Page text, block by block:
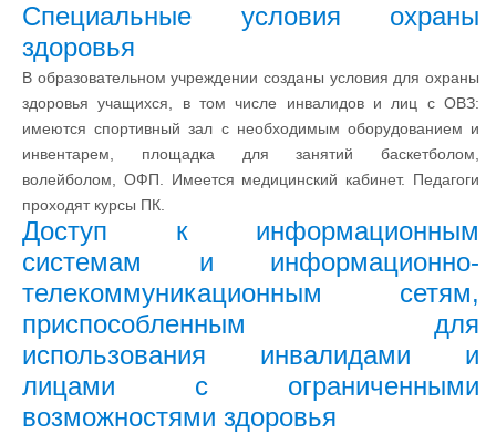
Специальные условия охраны
здоровья
В образовательном учреждении созданы условия для охраны
здоровья учащихся, в том числе инвалидов и лиц с ОВЗ:
имеются спортивный зал с необходимым оборудованием и
инвентарем, площадка для занятий баскетболом,
волейболом, ОФП. Имеется медицинский кабинет. Педагоги
проходят курсы ПК.
Доступ к информационным
системам и информационно-
телекоммуникационным сетям,
приспособленным для
использования инвалидами и
лицами с ограниченными
возможностями здоровья